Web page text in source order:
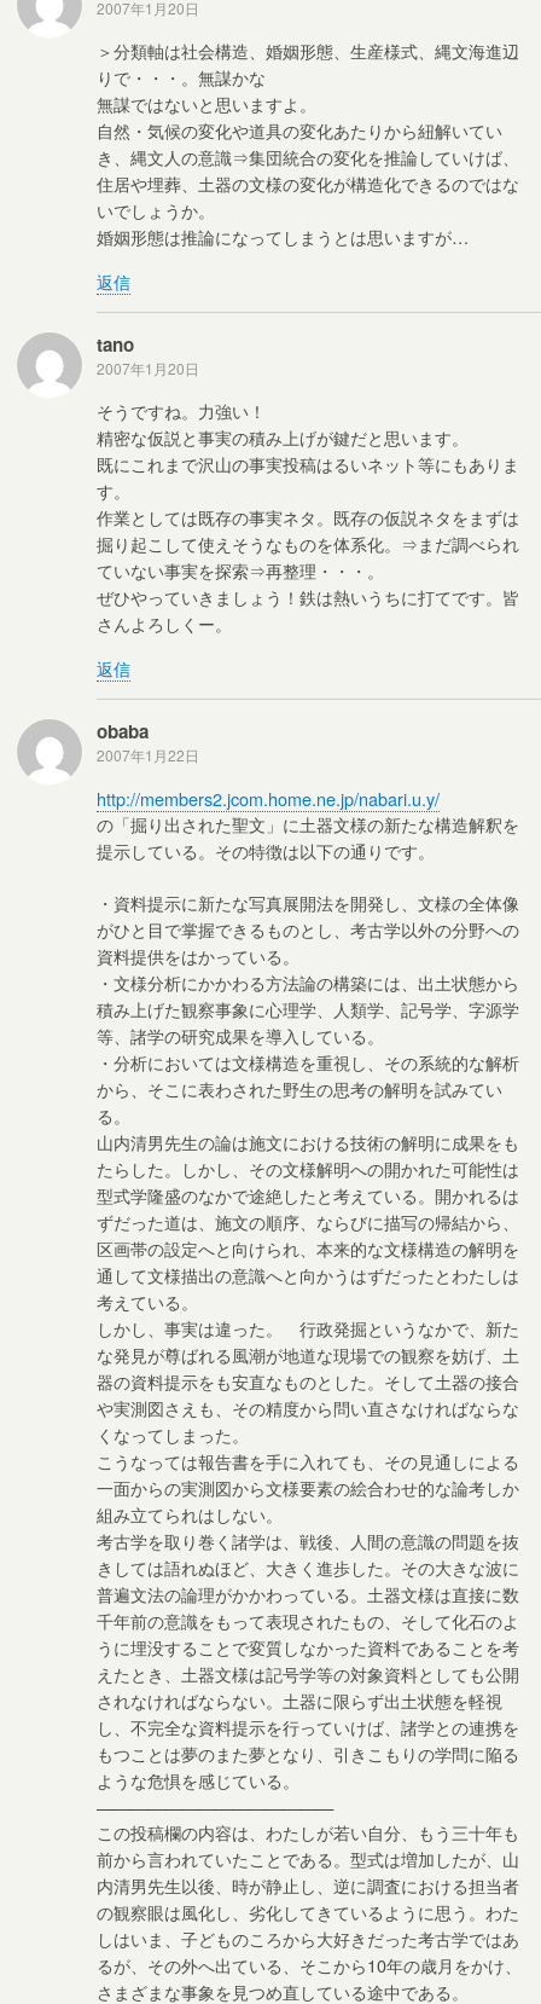
2007年1月20日
＞分類軸は社会構造、婚姻形態、生産様式、縄文海進辺
りで・・・。無謀かな
無謀ではないと思いますよ。
自然・気候の変化や道具の変化あたりから紐解いてい
き、縄文人の意識⇒集団統合の変化を推論していけば、
住居や埋葬、土器の文様の変化が構造化できるのではな
いでしょうか。
婚姻形態は推論になってしまうとは思いますが…
返信
tano
2007年1月20日
そうですね。力強い！
精密な仮説と事実の積み上げが鍵だと思います。
既にこれまで沢山の事実投稿はるいネット等にもありま
す。
作業としては既存の事実ネタ。既存の仮説ネタをまずは
掘り起こして使えそうなものを体系化。⇒まだ調べられ
ていない事実を探索⇒再整理・・・。
ぜひやっていきましょう！鉄は熱いうちに打てです。皆
さんよろしくー。
返信
obaba
2007年1月22日
http://members2.jcom.home.ne.jp/nabari.u.y/
の「掘り出された聖文」に土器文様の新たな構造解釈を
提示している。その特徴は以下の通りです。
・資料提示に新たな写真展開法を開発し、文様の全体像
がひと目で掌握できるものとし、考古学以外の分野への
資料提供をはかっている。
・文様分析にかかわる方法論の構築には、出土状態から
積み上げた観察事象に心理学、人類学、記号学、字源学
等、諸学の研究成果を導入している。
・分析においては文様構造を重視し、その系統的な解析
から、そこに表わされた野生の思考の解明を試みてい
る。
山内清男先生の論は施文における技術の解明に成果をも
たらした。しかし、その文様解明への開かれた可能性は
型式学隆盛のなかで途絶したと考えている。開かれるは
ずだった道は、施文の順序、ならびに描写の帰結から、
区画帯の設定へと向けられ、本来的な文様構造の解明を
通して文様描出の意識へと向かうはずだったとわたしは
考えている。
しかし、事実は違った。 行政発掘というなかで、新た
な発見が尊ばれる風潮が地道な現場での観察を妨げ、土
器の資料提示をも安直なものとした。そして土器の接合
や実測図さえも、その精度から問い直さなければならな
くなってしまった。
こうなっては報告書を手に入れても、その見通しによる
一面からの実測図から文様要素の絵合わせ的な論考しか
組み立てられはしない。
考古学を取り巻く諸学は、戦後、人間の意識の問題を抜
きしては語れぬほど、大きく進歩した。その大きな波に
普遍文法の論理がかかわっている。土器文様は直接に数
千年前の意識をもって表現されたもの、そして化石のよ
うに埋没することで変質しなかった資料であることを考
えたとき、土器文様は記号学等の対象資料としても公開
されなければならない。土器に限らず出土状態を軽視
し、不完全な資料提示を行っていけば、諸学との連携を
もつことは夢のまた夢となり、引きこもりの学問に陥る
ような危惧を感じている。
——————————————
この投稿欄の内容は、わたしが若い自分、もう三十年も
前から言われていたことである。型式は増加したが、山
内清男先生以後、時が静止し、逆に調査における担当者
の観察眼は風化し、劣化してきているように思う。わた
しはいま、子どものころから大好きだった考古学ではあ
るが、その外へ出ている、そこから10年の歳月をかけ、
さまざまな事象を見つめ直している途中である。